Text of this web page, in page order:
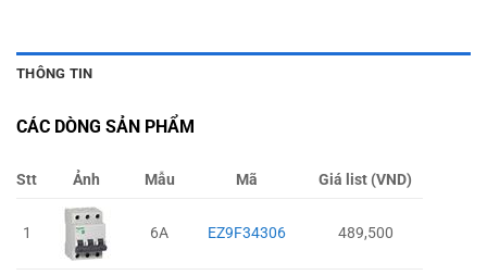
THÔNG TIN
CÁC DÒNG SẢN PHẨM
Stt Ảnh Mẫu Mã Giá list (VND)
1 6A EZ9F34306 489,500